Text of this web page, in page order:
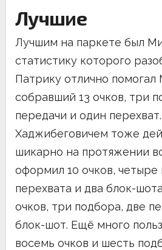
Лучшие
Лучшим на паркете был
статистику которого
Патрику отлично помогал
собравший 13 очков, три
передачи и один
Хаджибеговичем тоже
шикарно на протяжении
оформил 10 очков, четыре
перехвата и два блок-
очков, три подбора, две
блок-шот. Ещё много
восемь очков и шесть